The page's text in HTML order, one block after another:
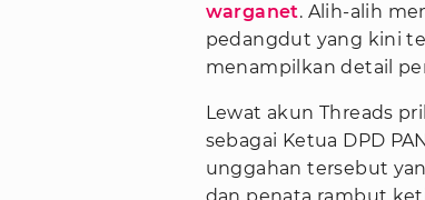
warganet. Alih-alih
pedangdut yang kini
menampilkan detail
Lewat akun Threads
sebagai Ketua DPD
unggahan tersebut